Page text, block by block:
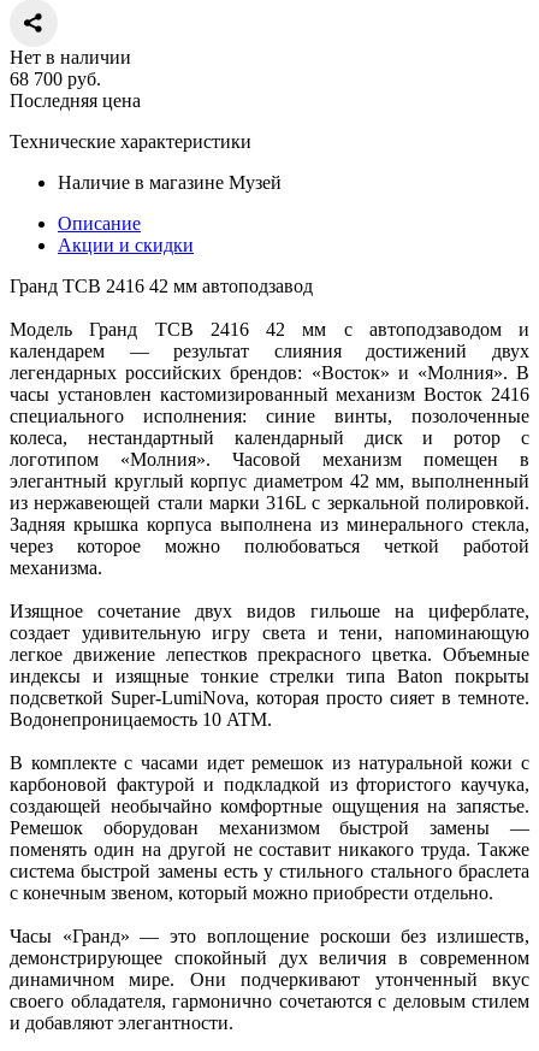
Нет в наличии
68 700 руб.
Последняя цена
Технические характеристики
Наличие в магазине Музей
Описание
Акции и скидки
Гранд TCB 2416 42 мм автоподзавод
Модель Гранд TCB 2416 42 мм с автоподзаводом и
календарем — результат слияния достижений двух
легендарных российских брендов: «Восток» и «Молния». В
часы установлен кастомизированный механизм Восток 2416
специального исполнения: синие винты, позолоченные
колеса, нестандартный календарный диск и ротор с
логотипом «Молния». Часовой механизм помещен в
элегантный круглый корпус диаметром 42 мм, выполненный
из нержавеющей стали марки 316L с зеркальной полировкой.
Задняя крышка корпуса выполнена из минерального стекла,
через которое можно полюбоваться четкой работой
механизма.
Изящное сочетание двух видов гильоше на циферблате,
создает удивительную игру света и тени, напоминающую
легкое движение лепестков прекрасного цветка. Объемные
индексы и изящные тонкие стрелки типа Baton покрыты
подсветкой Super-LumiNova, которая просто сияет в темноте.
Водонепроницаемость 10 ATM.
В комплекте с часами идет ремешок из натуральной кожи с
карбоновой фактурой и подкладкой из фтористого каучука,
создающей необычайно комфортные ощущения на запястье.
Ремешок оборудован механизмом быстрой замены —
поменять один на другой не составит никакого труда. Также
система быстрой замены есть у стильного стального браслета
с конечным звеном, который можно приобрести отдельно.
Часы «Гранд» — это воплощение роскоши без излишеств,
демонстрирующее спокойный дух величия в современном
динамичном мире. Они подчеркивают утонченный вкус
своего обладателя, гармонично сочетаются с деловым стилем
и добавляют элегантности.